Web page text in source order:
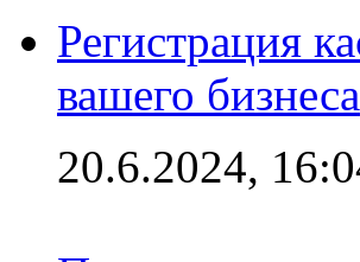
Регистрация
вашего бизнеса
20.6.2024,